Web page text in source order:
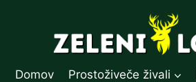
Domov Prostoživeče živali